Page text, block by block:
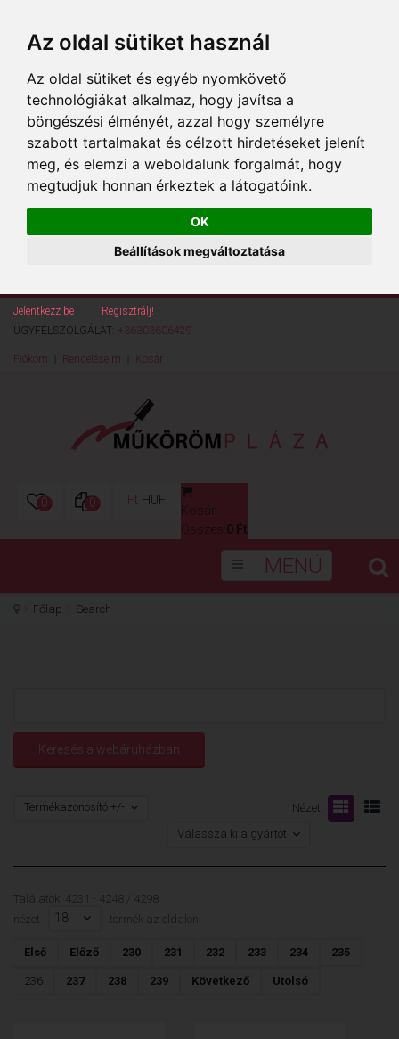
Az oldal sütiket használ
Az oldal sütiket és egyéb nyomkövető
technológiákat alkalmaz, hogy javítsa a
böngészési élményét, azzal hogy személyre
szabott tartalmakat és célzott hirdetéseket jelenít
meg, és elemzi a weboldalunk forgalmát, hogy
megtudjuk honnan érkeztek a látogatóink.
OK
Beállítások megváltoztatása
Jelentkezz be
Regisztrálj!
ÜGYFÉLSZOLGÁLAT: +36303606429
Fiókom Rendeléseim Kosár
0 0 Ft HUF
Kosár
Összes: 0 Ft
MENÜ
Főlap Search
Nézet:
Termékazonosító +/-
Válassza ki a gyártót
Találatok: 4231 - 4248 / 4298
nézet:
18 termék az oldalon
Első Előző 230 231 232 233 234 235
236 237 238 239 Következő Utolsó